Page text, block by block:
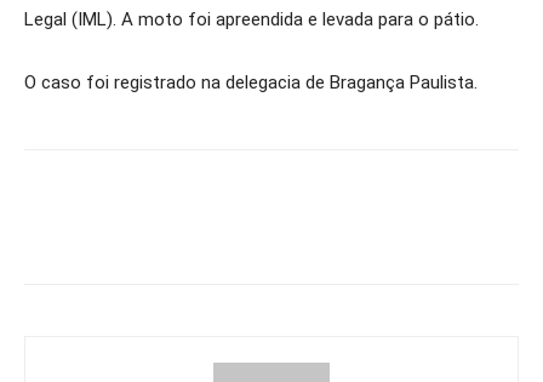
Legal (IML). A moto foi apreendida e levada para o pátio.
O caso foi registrado na delegacia de Bragança Paulista.